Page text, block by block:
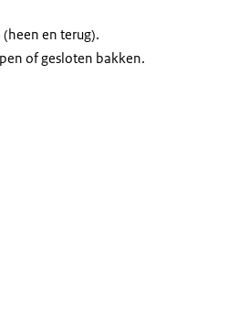
en terug).
of gesloten bakken.